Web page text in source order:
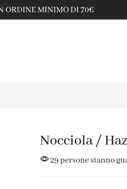
ORDINE MINIMO DI 70€
Nocciola /
29 persone stanno